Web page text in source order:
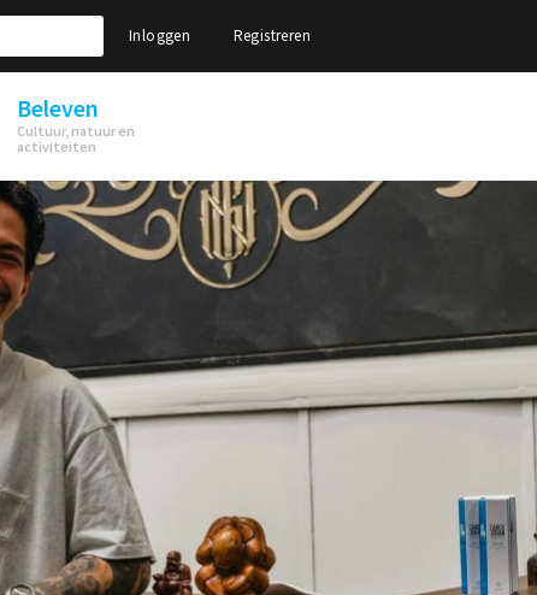
Inloggen Registreren
Beleven
Cultuur, natuur en
activiteiten